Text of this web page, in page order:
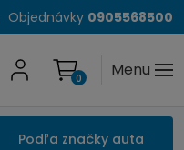
Objednávky 0905568500
Menu
0
Podľa značky auta